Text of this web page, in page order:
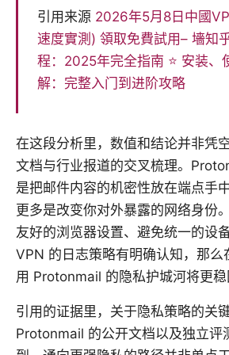
引用来源 2026年5月8日中國
速度實測) 領取免費試用– 墻知
程：2025年完全指南 ⭐ 安装、
解：完整入门到进阶攻略
在这段分析里，数值和结论并非凭
文档与行业报道的交叉梳理。
是把邮件内容的机密性放在端点手
更多是改变你对外暴露的网络身份
友好的浏览器设置、避免统一的设
VPN 的日志策略有明确认知，那么
用 Protonmail 的隐私护城河将更稳
引用的证据里，关于隐私策略的关
Protonmail 的公开文档以及独立评